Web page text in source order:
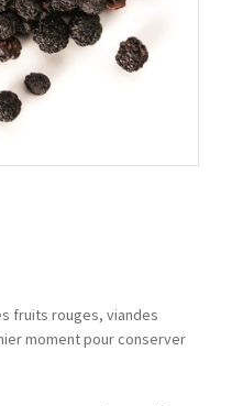
fruits rouges, viandes
moment pour conserver